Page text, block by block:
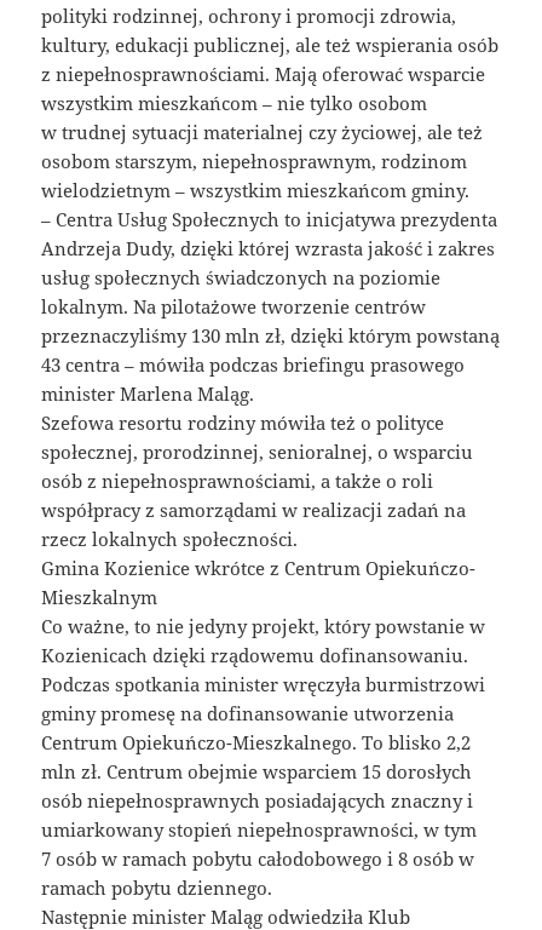
polityki rodzinnej, ochrony i promocji zdrowia,
kultury, edukacji publicznej, ale też wspierania osób
z niepełnosprawnościami. Mają oferować wsparcie
wszystkim mieszkańcom – nie tylko osobom
w trudnej sytuacji materialnej czy życiowej, ale też
osobom starszym, niepełnosprawnym, rodzinom
wielodzietnym – wszystkim mieszkańcom gminy.
– Centra Usług Społecznych to inicjatywa prezydenta
Andrzeja Dudy, dzięki której wzrasta jakość i zakres
usług społecznych świadczonych na poziomie
lokalnym. Na pilotażowe tworzenie centrów
przeznaczyliśmy 130 mln zł, dzięki którym powstaną
43 centra – mówiła podczas briefingu prasowego
minister Marlena Maląg.
Szefowa resortu rodziny mówiła też o polityce
społecznej, prorodzinnej, senioralnej, o wsparciu
osób z niepełnosprawnościami, a także o roli
współpracy z samorządami w realizacji zadań na
rzecz lokalnych społeczności.
Gmina Kozienice wkrótce z Centrum Opiekuńczo-
Mieszkalnym
Co ważne, to nie jedyny projekt, który powstanie w
Kozienicach dzięki rządowemu dofinansowaniu.
Podczas spotkania minister wręczyła burmistrzowi
gminy promesę na dofinansowanie utworzenia
Centrum Opiekuńczo-Mieszkalnego. To blisko 2,2
mln zł. Centrum obejmie wsparciem 15 dorosłych
osób niepełnosprawnych posiadających znaczny i
umiarkowany stopień niepełnosprawności, w tym
7 osób w ramach pobytu całodobowego i 8 osób w
ramach pobytu dziennego.
Następnie minister Maląg odwiedziła Klub